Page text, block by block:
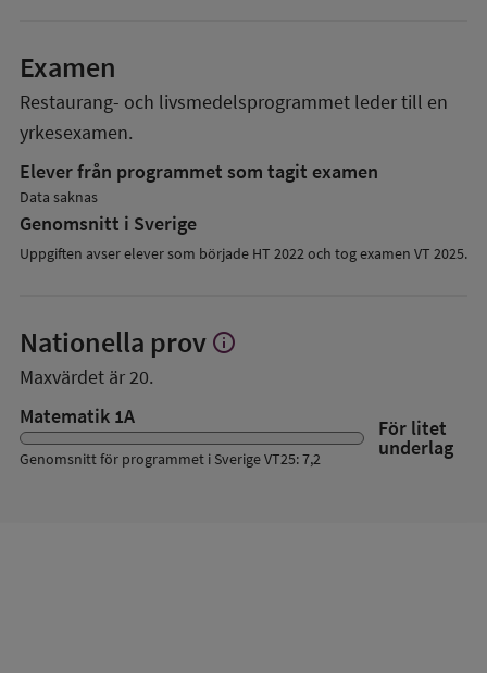
Examen
Restaurang- och livsmedelsprogrammet leder till en
yrkesexamen.
Elever från programmet som tagit examen
Data saknas
Genomsnitt i Sverige
Uppgiften avser elever som började HT 2022 och tog examen VT 2025.
Nationella prov Visa
prov
info
Maxvärdet är 20.
Matematik 1A
För litet
underlag
Genomsnitt för programmet i Sverige VT25: 7,2